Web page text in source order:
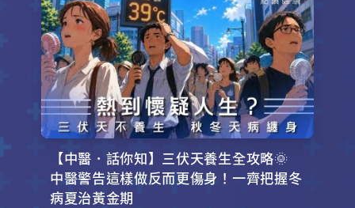
【中醫．話你知】三伏天養生全攻略🌞
中醫警告這樣做反而更傷身！一齊把握冬
病夏治黃金期